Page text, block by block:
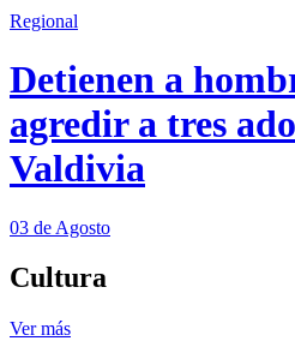
Regional
Detienen a
agredir a tres
Valdivia
03 de Agosto
Cultura
Ver más